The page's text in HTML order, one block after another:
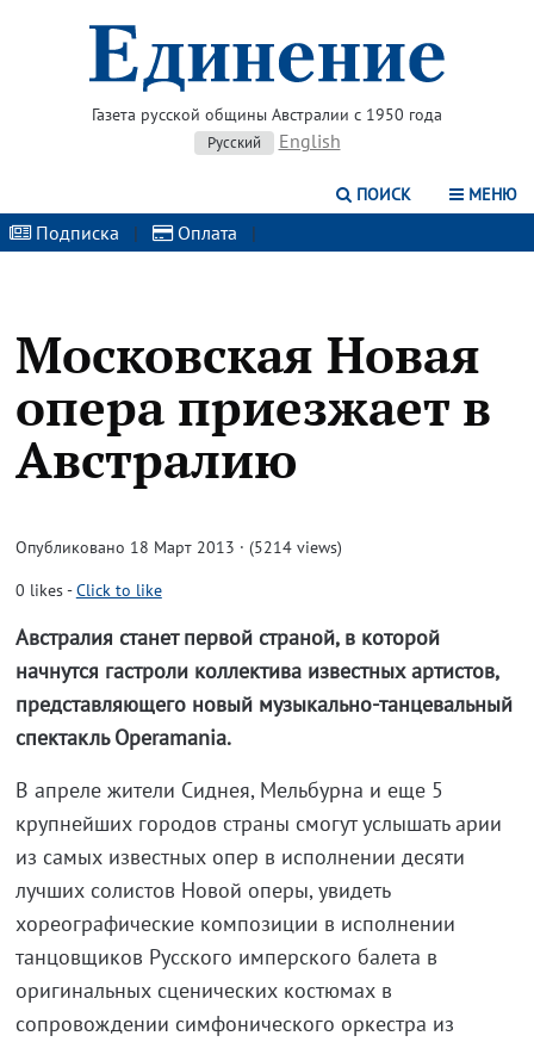
Газета русской общины Австралии с 1950 года
Русский English
ПОИСК МЕНЮ
Подписка | Оплата |
Московская Новая
опера приезжает в
Австралию
Опубликовано 18 Март 2013 · (5214 views)
0 likes-Click to like
Австралия станет первой страной, в которой
начнутся гастроли коллектива известных артистов,
представляющего новый музыкально-танцевальный
спектакль Operamania.
В апреле жители Сиднея, Мельбурна и еще 5
крупнейших городов страны смогут услышать арии
из самых известных опер в исполнении десяти
лучших солистов Новой оперы, увидеть
хореографические композиции в исполнении
танцовщиков Русского имперского балета в
оригинальных сценических костюмах в
сопровождении симфонического оркестра из